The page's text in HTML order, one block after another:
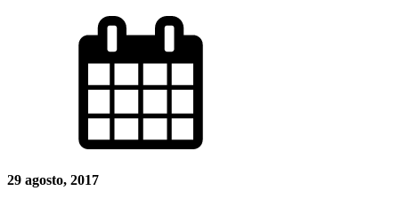
29 agosto, 2017